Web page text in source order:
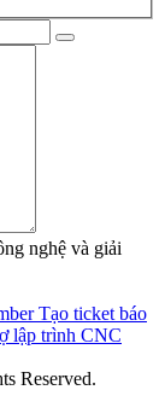
nghệ và giải
Tạo ticket báo
lập trình CNC
Reserved.